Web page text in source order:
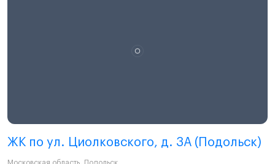
ЖК по ул. Циолковского, д. 3А (Подольск)
Московская область, Подольск